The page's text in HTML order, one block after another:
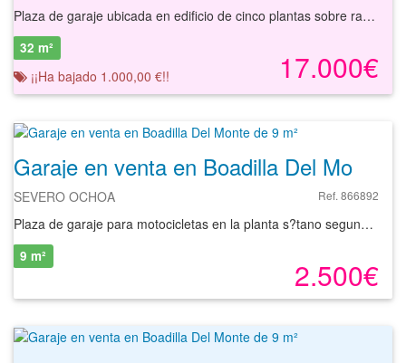
Plaza de garaje ubicada en edificio de cinco plantas sobre rasante y una planta bajo rasante, con ascensor, que se encuentra situada en la localidad de Boadilla del Monte, dentro de la provincia de Madrid , que fue construida en el año 2006. Tiene una superficie de 15,21 m2.
17.000€
32 m²
¡¡Ha bajado 1.000,00 €!!
SEVERO OCHOA Ref. 866892
Plaza de garaje para motocicletas en la planta s?tano segundo de un edificio plurifamiliar de cinco alturas sobre rasante y dos bajo rasante. Se encuentra en la Urbanizaci?n Boadilla Park, en el municipio de Boadilla del Monte, provincia de Madrid. Tiene una superficie ?til de 3,75 m2. Dispone de acceso mediante rampa con port?n met?lico automatizado y f?cil maniobrabilidad. Edificio construido aproximadamente en el 2008. Forma parte de un complejo residencial con amplia zona de ocio y deportivas. Dispone de f?cil acceso y buenas comunicaciones por carretera. Boadilla del Monte es un municipio de Madrid a 25 km aproximadamente del centro de la ciudad. Las carreteras que comunican el municipio pertenecen a la red de la Comunidad de Madrid, la antigua M-511 que la comunica con Madrid y con Villaviciosa de Od?n; la M-513 asegura la comunicaci?n del municipio con Pozuelo de Alarc?n (y desde ah? hacia Madrid por Aravaca y Moncloa) y Brunete. Estas dos carreteras adem?s comunican Boadilla con la urbanizaci?n de Montepr?ncipe y con la autopista de circunvalaci?n M-40. La carretera M-516 que enlaza Boadilla con Majadahonda. Boadilla del Monte dispone de cuatro l?neas de autobuses que comunican con Madrid (571, 573, 591 y 574) y una l?nea de autob?s nocturno (N905). Dispone tambi?n de otras tres l?neas que comunican con algunos de los municipios lim?trofes de la zona (566, 567, 538) con conexiones directas a las ciudades de Majadahonda y Villaviciosa de Od?n. La l?nea ML-3 de tren ligero, conecta Boadilla del Monte con la estaci?n de Metro de la ciudad de Madrid.
2.500€
9 m²